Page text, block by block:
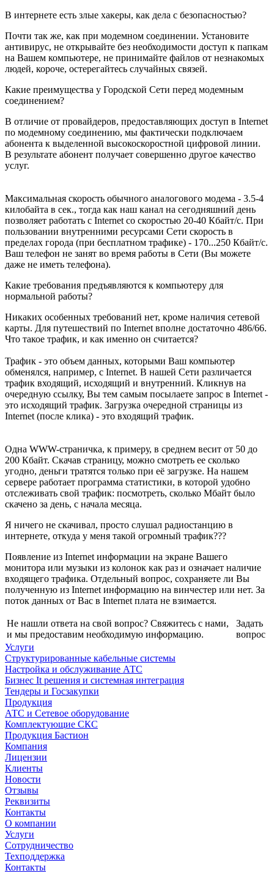
В интернете есть злые хакеры, как дела с безопасностью?
Почти так же, как при модемном соединении. Установите
антивирус, не открывайте без необходимости доступ к папкам
на Вашем компьютере, не принимайте файлов от незнакомых
людей, короче, остерегайтесь случайных связей.
Какие преимущества у Городской Сети перед модемным
соединением?
В отличие от провайдеров, предоставляющих доступ в Internet
по модемному соединению, мы фактически подключаем
абонента к выделенной высокоскоростной цифровой линии.
В результате абонент получает совершенно другое качество
услуг.
Максимальная скорость обычного аналогового модема - 3.5-4
килобайта в сек., тогда как наш канал на сегодняшний день
позволяет работать с Internet со скоростью 20-40 Кбайт/с. При
пользовании внутренними ресурсами Сети скорость в
пределах города (при бесплатном трафике) - 170...250 Кбайт/с.
Ваш телефон не занят во время работы в Сети (Вы можете
даже не иметь телефона).
Какие требования предъявляются к компьютеру для
нормальной работы?
Никаких особенных требований нет, кроме наличия сетевой
карты. Для путешествий по Internet вполне достаточно 486/66.
Что такое трафик, и как именно он считается?
Трафик - это объем данных, которыми Ваш компьютер
обменялся, например, с Internet. В нашей Сети различается
трафик входящий, исходящий и внутренний. Кликнув на
очередную ссылку, Вы тем самым посылаете запрос в Internet -
это исходящий трафик. Загрузка очередной страницы из
Internet (после клика) - это входящий трафик.
Одна WWW-страничка, к примеру, в среднем весит от 50 до
200 Кбайт. Скачав страницу, можно смотреть ее сколько
угодно, деньги тратятся только при её загрузке. На нашем
сервере работает программа статистики, в которой удобно
отслеживать свой трафик: посмотреть, сколько Мбайт было
cкачено за день, с начала месяца.
Я ничего не скачивал, просто слушал радиостанцию в
интернете, откуда у меня такой огромный трафик???
Появление из Internet информации на экране Вашего
монитора или музыки из колонок как раз и означает наличие
входящего трафика. Отдельный вопрос, сохраняете ли Вы
полученную из Internet информацию на винчестер или нет. За
поток данных от Вас в Internet плата не взимается.
Не нашли ответа на свой вопрос? Свяжитесь с нами,
и мы предоставим необходимую информацию.
Задать
вопрос
Услуги
Структурированные кабельные системы
Настройка и обслуживание АТС
Бизнес It решения и системная интеграция
Тендеры и Госзакупки
Продукция
АТС и Сетевое оборудование
Комплектующие СКС
Продукция Бастион
Компания
Лицензии
Клиенты
Новости
Отзывы
Реквизиты
Контакты
О компании
Услуги
Сотрудничество
Техподдержка
Контакты